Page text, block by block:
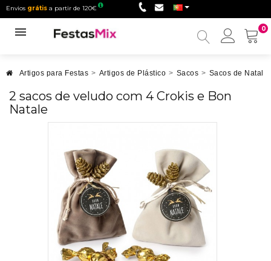
Envios grátis a partir de 120€
0
Minha
Artigos para Festas > Artigos de Plástico > Sacos > Sacos de Natal
2 sacos de veludo com 4 Crokis e Bon
Natale